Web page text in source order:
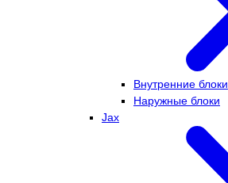
Внутренние блоки
Наружные блоки
Jax